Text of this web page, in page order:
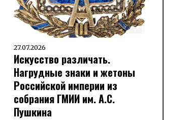
27.07.2026
Искусство различать.
Нагрудные знаки и жетоны
Российской империи из
собрания ГМИИ им. А.С.
Пушкина